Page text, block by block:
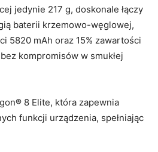
jedynie 217 g, doskonale łączy
baterii krzemowo-węglowej,
5820 mAh oraz 15% zawartości
kompromisów w smukłej
8 Elite, która zapewnia
funkcji urządzenia, spełniając